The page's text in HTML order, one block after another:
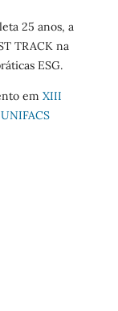
25 anos, a
TRACK na
ESG.
em XIII